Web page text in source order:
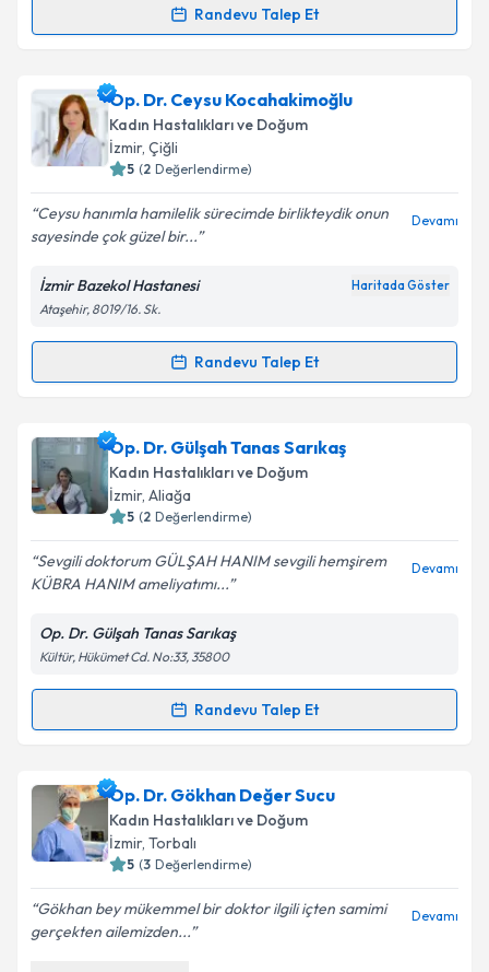
kapsamda işlenmesini kabul ediyorum.
Randevu Talep Et
Randevu Takvimi Talebi
Op. Dr. Meriç Balıkoğluiçin randevu takvimi talebi
oluşturun. Size bu uzmandan randevu almanız için bir
takvim hazırlandığında e-posta ile bilgilendireceğiz.
Kişisel verilerimin işlenmesine ilişkin
Aydınlatma
Metni'ni okudum ve kişisel verilerimin belirtilen
kapsamda işlenmesini kabul ediyorum.
Op. Dr. Ceysu Kocahakimoğlu
Kadın Hastalıkları ve Doğum
İzmir, Çiğli
5 (2 Değerlendirme)
Ceysu hanımla hamilelik sürecimde birlikteydik onun
sayesinde çok güzel bir...
Devamı
İzmir Bazekol Hastanesi Haritada Göster
Ataşehir, 8019/16. Sk.
Randevu Talep Et
Randevu Takvimi Talebi
Op. Dr. Ceysu Kocahakimoğluiçin randevu takvimi
talebi oluşturun. Size bu uzmandan randevu almanız
için bir takvim hazırlandığında e-posta ile
bilgilendireceğiz.
E-posta Adresiniz
Kişisel verilerimin işlenmesine ilişkin
Metni'ni okudum ve kişisel verilerimin belirtilen
kapsamda işlenmesini kabul ediyorum.
Op. Dr. Gülşah Tanas Sarıkaş
Kadın Hastalıkları ve Doğum
İzmir, Aliağa
5 (2 Değerlendirme)
Sevgili doktorum GÜLŞAH HANIM sevgili hemşirem
KÜBRA HANIM ameliyatımı...
Devamı
Op. Dr. Gülşah Tanas Sarıkaş
Kültür, Hükümet Cd. No:33, 35800
Randevu Talep Et
Randevu Takvimi Talebi
Op. Dr. Gülşah Tanas Sarıkaş için randevu takvimi
talebi oluşturun. Size bu uzmandan randevu almanız
için bir takvim hazırlandığında e-posta ile
bilgilendireceğiz.
E-posta Adresiniz
Op. Dr. Gökhan Değer Sucu
Kadın Hastalıkları ve Doğum
İzmir, Torbalı
5 (3 Değerlendirme)
Gökhan bey mükemmel bir doktor ilgili içten samimi
gerçekten ailemizden...
Devamı